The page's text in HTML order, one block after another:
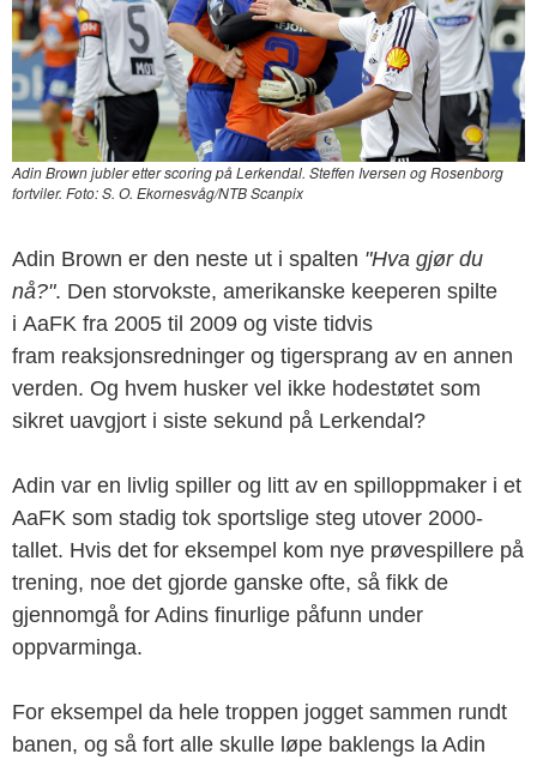
Adin Brown jubler etter scoring på Lerkendal. Steffen Iversen og Rosenborg
fortviler. Foto: S. O. Ekornesvåg/NTB Scanpix
Adin Brown er den neste ut i spalten "Hva gjør du
nå?". Den storvokste, amerikanske keeperen spilte
i AaFK fra 2005 til 2009 og viste tidvis
fram reaksjonsredninger og tigersprang av en annen
verden. Og hvem husker vel ikke hodestøtet som
sikret uavgjort i siste sekund på Lerkendal?
Adin var en livlig spiller og litt av en spilloppmaker i et
AaFK som stadig tok sportslige steg utover 2000-
tallet. Hvis det for eksempel kom nye prøvespillere på
trening, noe det gjorde ganske ofte, så fikk de
gjennomgå for Adins finurlige påfunn under
oppvarminga.
For eksempel da hele troppen jogget sammen rundt
banen, og så fort alle skulle løpe baklengs la Adin